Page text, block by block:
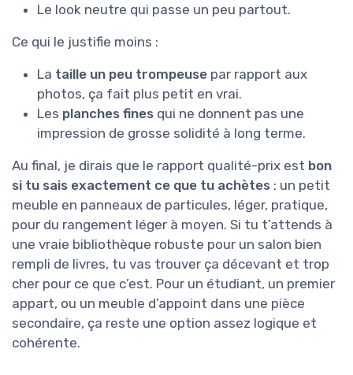
Le look neutre qui passe un peu partout.
Ce qui le justifie moins :
La taille un peu trompeuse par rapport aux
photos, ça fait plus petit en vrai.
Les planches fines qui ne donnent pas une
impression de grosse solidité à long terme.
Au final, je dirais que le rapport qualité-prix est bon
si tu sais exactement ce que tu achètes : un petit
meuble en panneaux de particules, léger, pratique,
pour du rangement léger à moyen. Si tu t’attends à
une vraie bibliothèque robuste pour un salon bien
rempli de livres, tu vas trouver ça décevant et trop
cher pour ce que c’est. Pour un étudiant, un premier
appart, ou un meuble d’appoint dans une pièce
secondaire, ça reste une option assez logique et
cohérente.